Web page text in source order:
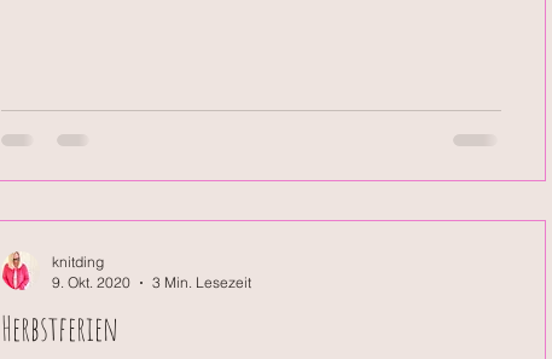
Herbstferien
knitding
9. Okt. 2020
3 Min. Lesezeit